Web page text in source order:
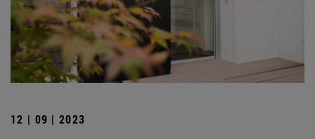
12 | 09 | 2023